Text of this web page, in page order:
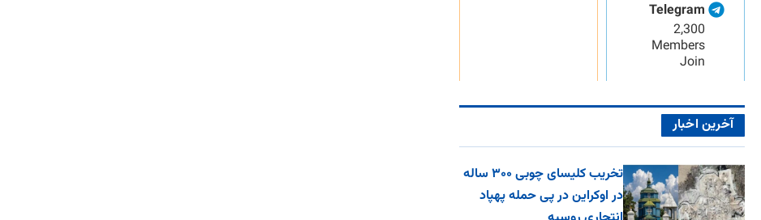
Telegram
2,300
Members
Join
آخرین اخبار
تخریب کلیسای چوبی ۳۰۰ ساله
در اوکراین در پی حمله پهپاد